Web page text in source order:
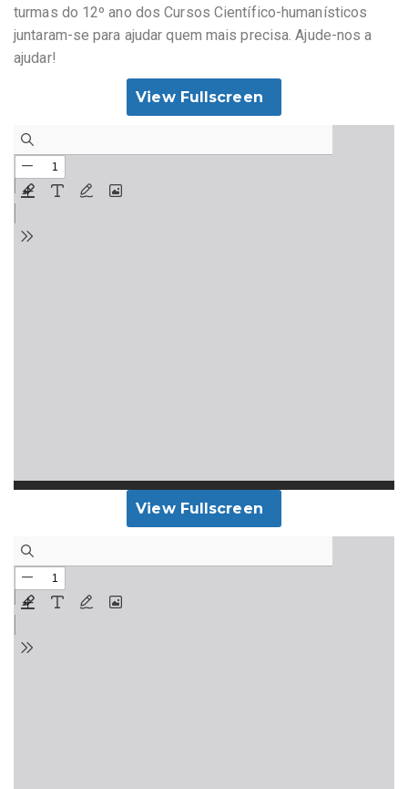
turmas do 12º ano dos Cursos Científico-humanísticos
juntaram-se para ajudar quem mais precisa. Ajude-nos a
ajudar!
View Fullscreen
View Fullscreen